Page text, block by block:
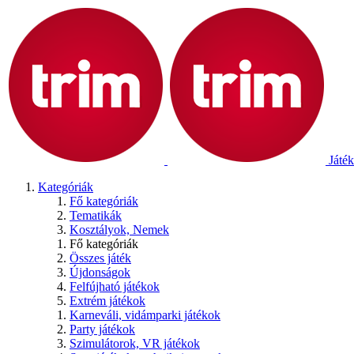
Kategóriák
Fő kategóriák
Tematikák
Kosztályok, Nemek
Fő kategóriák
Összes játék
Újdonságok
Felfújható játékok
Extrém játékok
Karneváli, vidámparki játékok
Party játékok
Szimulátorok, VR játékok